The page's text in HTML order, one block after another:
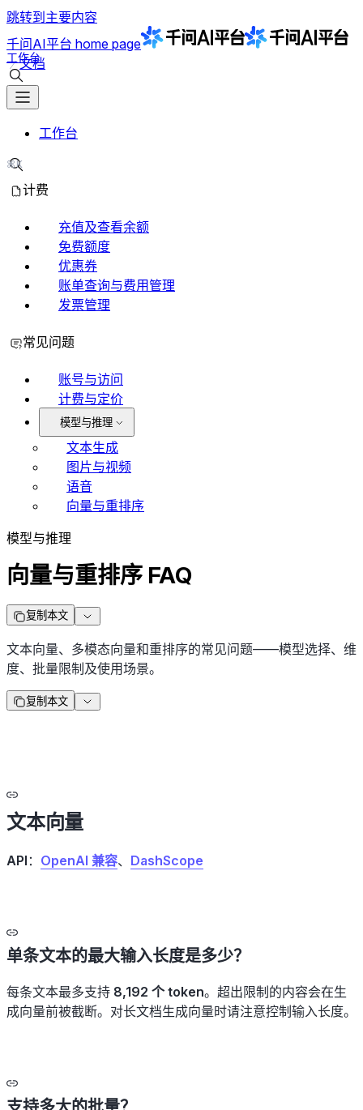
跳转到主要内容
千问AI平台 home page
文档
工作台
工作台
⌘K
计费
充值及查看余额
免费额度
优惠券
账单查询与费用管理
发票管理
常见问题
账号与访问
计费与定价
模型与推理
文本生成
图片与视频
语音
向量与重排序
模型与推理
向量与重排序 FAQ
复制本文
文本向量、多模态向量和重排序的常见问题——模型选择、维
度、批量限制及使用场景。
复制本文
文本向量
API ： OpenAI 兼容、 DashScope
单条文本的最大输入长度是多少？
每条文本最多支持 8,192 个 token。超出限制的内容会在生
成向量前被截断。对长文档生成向量时请注意控制输入长度。